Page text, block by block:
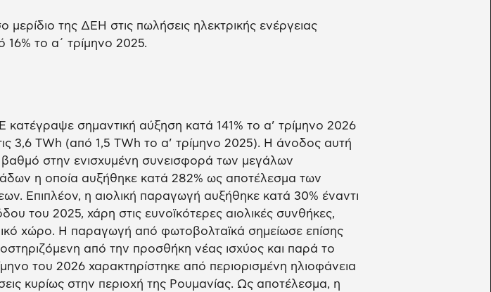
μερίδιο της ΔΕΗ στις πωλήσεις ηλεκτρικής ενέργειας
16% το α΄ τρίμηνο 2025.
σημαντική αύξηση κατά 141% το α’ τρίμηνο 2026
3,6 TWh (από 1,5 TWh το α’ τρίμηνο 2025). Η άνοδος αυτή
βαθμό στην ενισχυμένη συνεισφορά των μεγάλων
η οποία αυξήθηκε κατά 282% ως αποτέλεσμα των
Επιπλέον, η αιολική παραγωγή αυξήθηκε κατά 30% έναντι
του 2025, χάρη στις ευνοϊκότερες αιολικές συνθήκες,
χώρο. Η παραγωγή από φωτοβολταϊκά σημείωσε επίσης
από την προσθήκη νέας ισχύος και παρά το
του 2026 χαρακτηρίστηκε από περιορισμένη ηλιοφάνεια
κυρίως στην περιοχή της Ρουμανίας. Ως αποτέλεσμα, η